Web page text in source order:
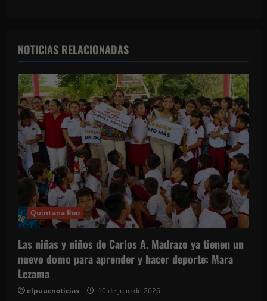
i
ó
n
d
e
e
n
t
r
a
NOTICIAS RELACIONADAS
Quintana Roo
Las niñas y niños de Carlos A. Madrazo ya tienen un
nuevo domo para aprender y hacer deporte: Mara
Lezama
elpuucnoticias 10 de julio de 2026